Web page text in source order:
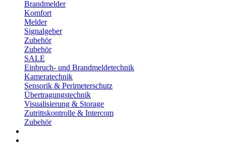
Brandmelder
Komfort
Melder
Signalgeber
Zubehör
Zubehör
SALE
Einbruch- und Brandmeldetechnik
Kameratechnik
Sensorik & Perimeterschutz
Übertragungstechnik
Visualisierung & Storage
Zutrittskontrolle & Intercom
Zubehör